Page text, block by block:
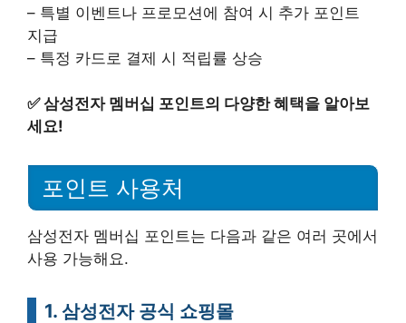
– 특별 이벤트나 프로모션에 참여 시 추가 포인트
지급
– 특정 카드로 결제 시 적립률 상승
✅삼성전자 멤버십 포인트의 다양한 혜택을 알아보
세요!
포인트 사용처
삼성전자 멤버십 포인트는 다음과 같은 여러 곳에서
사용 가능해요.
1. 삼성전자 공식 쇼핑몰